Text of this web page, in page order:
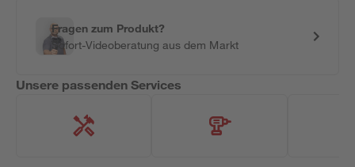
Fragen zum Produkt?
Sofort-Videoberatung aus dem Markt
Unsere passenden Services